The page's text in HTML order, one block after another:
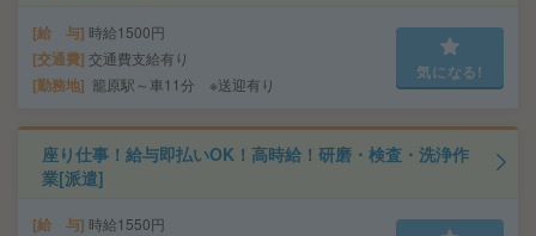
給 与 時給1500円
交通費 交通費支給有り
勤務地 籠原駅～車11分 ※送迎有り
気になる!
座り仕事！給与即払いOK！高時給！研磨・検査・洗浄作
業[派遣]
給 与 時給1550円